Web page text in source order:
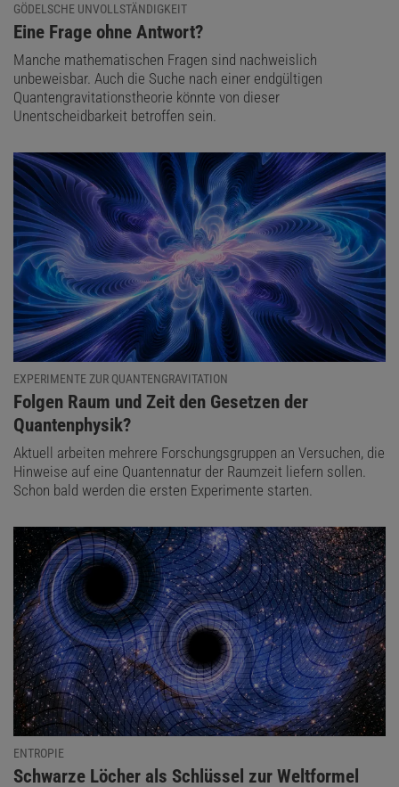
GÖDELSCHE UNVOLLSTÄNDIGKEIT
:
Eine Frage ohne Antwort?
Manche mathematischen Fragen sind nachweislich
unbeweisbar. Auch die Suche nach einer endgültigen
Quantengravitationstheorie könnte von dieser
Unentscheidbarkeit betroffen sein.
EXPERIMENTE ZUR QUANTENGRAVITATION
:
Folgen Raum und Zeit den Gesetzen der
Quantenphysik?
Aktuell arbeiten mehrere Forschungsgruppen an Versuchen, die
Hinweise auf eine Quantennatur der Raumzeit liefern sollen.
Schon bald werden die ersten Experimente starten.
ENTROPIE
:
Schwarze Löcher als Schlüssel zur Weltformel